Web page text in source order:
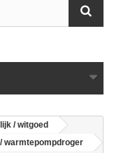
/ witgoed
warmtepompdroger